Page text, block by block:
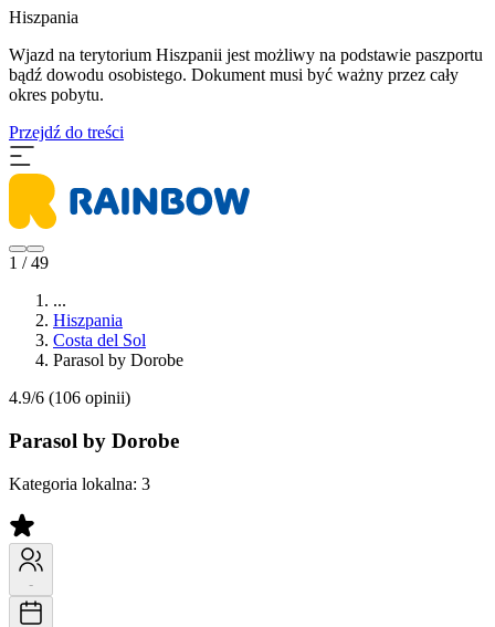
Hiszpania
​Wjazd na terytorium Hiszpanii jest możliwy na podstawie paszportu
bądź dowodu osobistego. Dokument musi być ważny przez cały
okres pobytu.
Przejdź do treści
1 / 49
...
Hiszpania
Costa del Sol
Parasol by Dorobe
4.9/6 (106 opinii)
Parasol by Dorobe
Kategoria lokalna: 3
-